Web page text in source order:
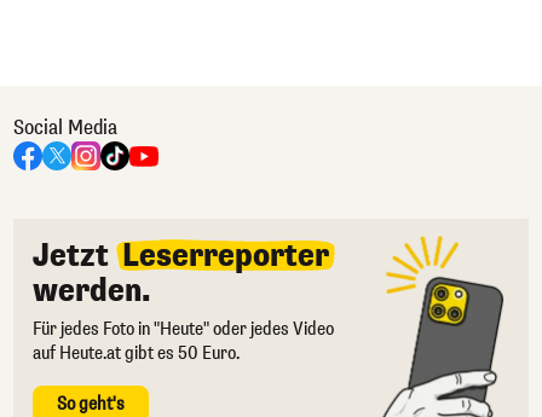
Social Media
Jetzt Leserreporter
werden.
Für jedes Foto in "Heute" oder jedes Video
auf Heute.at gibt es 50 Euro.
So geht's